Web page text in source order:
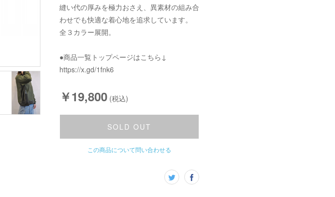
縫い代の厚みを極力おさえ、異素材の組み合
わせでも快適な着心地を追求しています。
全３カラー展開。
●商品一覧トップページはこちら↓
https://x.gd/1fnk6
￥19,800 (税込)
SOLD OUT
この商品について問い合わせる